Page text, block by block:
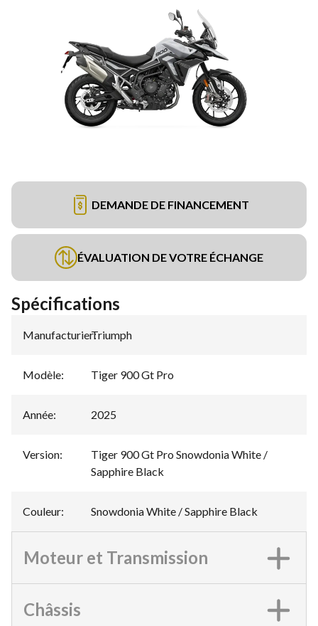
DEMANDE DE FINANCEMENT
ÉVALUATION DE VOTRE ÉCHANGE
Spécifications
Manufacturier:
Triumph
Modèle: Tiger 900 Gt Pro
Année: 2025
Version:
Tiger 900 Gt Pro Snowdonia White /
Sapphire Black
Couleur: Snowdonia White / Sapphire Black
Moteur et Transmission
Châssis